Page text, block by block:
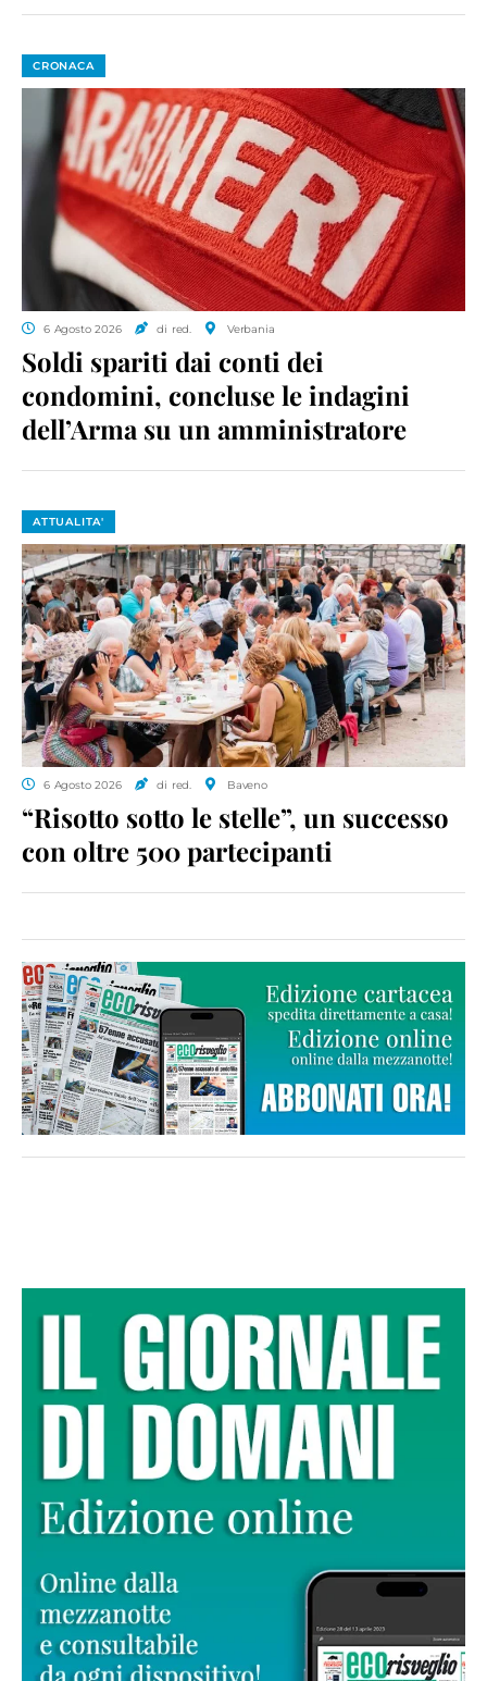
CRONACA
6 Agosto 2026 di red. Verbania
Soldi spariti dai conti dei
condomini, concluse le indagini
dell’Arma su un amministratore
ATTUALITA'
6 Agosto 2026 di red. Baveno
“Risotto sotto le stelle”, un successo
con oltre 500 partecipanti